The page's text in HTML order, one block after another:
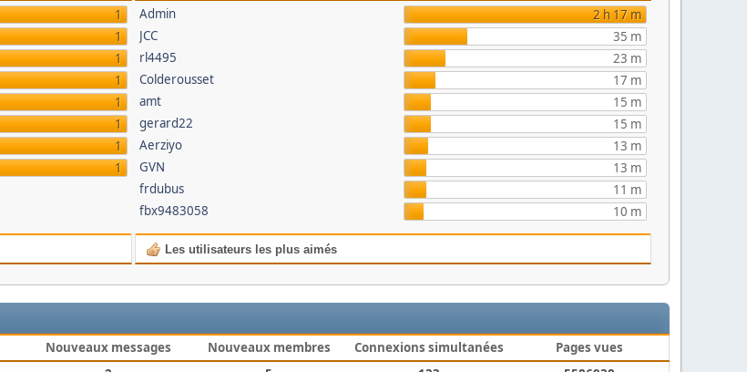
1
1
1
1
1
1
1
1
Admin
2 h 17 m
JCC
35 m
rl4495
23 m
Colderousset
17 m
amt
15 m
gerard22
15 m
Aerziyo
13 m
GVN
13 m
frdubus
11 m
fbx9483058
10 m
Les utilisateurs les plus aimés
Nouveaux messages Nouveaux membres Connexions simultanées
Pages vues